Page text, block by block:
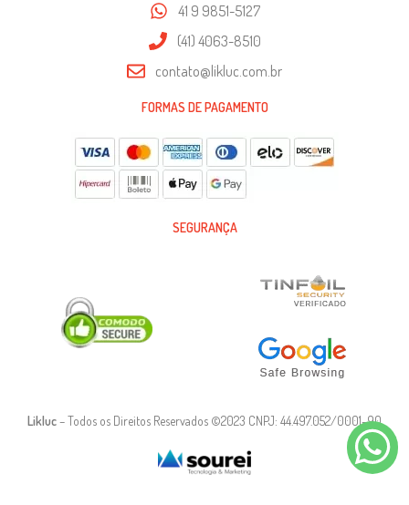
41 9 9851-5127
(41) 4063-8510
contato@likluc.com.br
FORMAS DE PAGAMENTO
SEGURANÇA
Likluc– Todos os Direitos Reservados ©2023 CNPJ: 44.497.052/0001-90